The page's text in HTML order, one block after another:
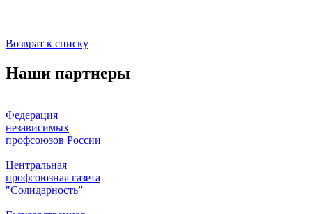
Возврат к списку
Наши партнеры
Федерация
независимых
профсоюзов России
Центральная
профсоюзная газета
"Солидарность”